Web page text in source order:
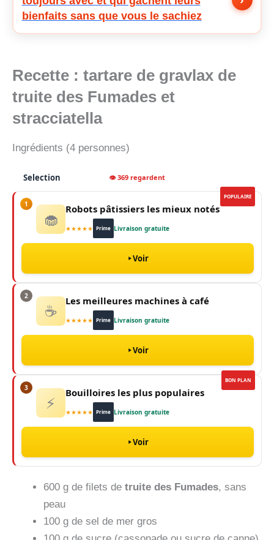
bienfaits sans que vous le sachiez
Recette : tartare de gravlax de
truite des Fumades et
stracciatella
Ingrédients (4 personnes)
Selection 👁 369 regardent
POPULAIRE
1
🧁 Robots pâtissiers les mieux notés
★★★★★ Prime Livraison gratuite
Voir
2
☕ Les meilleures machines à café
★★★★★ Prime Livraison gratuite
Voir
BON PLAN
3
⚡ Bouilloires les plus populaires
★★★★★ Prime Livraison gratuite
Voir
600 g de filets de truite des Fumades, sans
peau
100 g de sel de mer gros